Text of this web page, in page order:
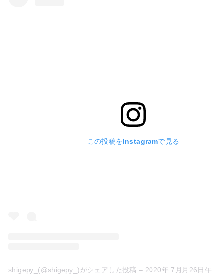
この投稿をInstagramで見る
shigepy_(@shigepy_)がシェアした投稿 – 2020年 7月月26日午